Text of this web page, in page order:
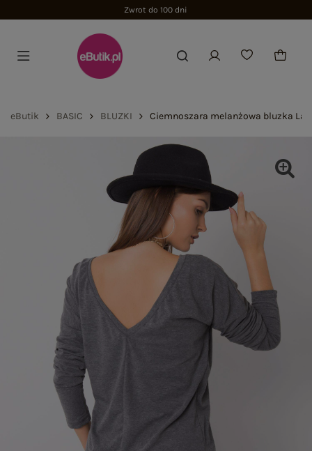
eButik BASIC BLUZKI Ciemnoszara melanżowa bluzka